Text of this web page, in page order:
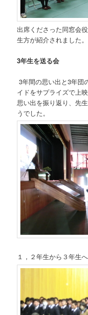
出席くださった同窓会
生方が紹介されました。
3年生を送る会
3年間の思い出と3年団
イドをサプライズで上映
思い出を振り返り、先
うでした。
１，２年生から３年生